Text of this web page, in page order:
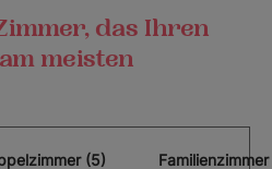
das Ihren
meisten
(5)